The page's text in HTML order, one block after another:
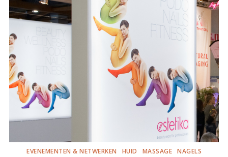
EVENEMENTEN & NETWERKEN HUID MASSAGE NAGELS